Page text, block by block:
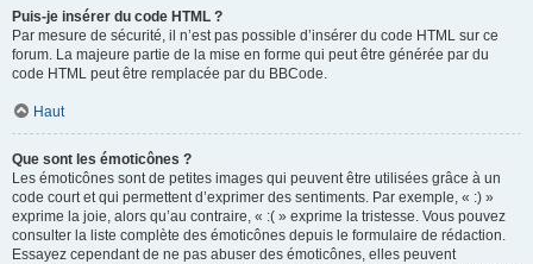
Puis-je insérer du code HTML ?
Par mesure de sécurité, il n’est pas possible d’insérer du code HTML sur ce
forum. La majeure partie de la mise en forme qui peut être générée par du
code HTML peut être remplacée par du BBCode.
Haut
Que sont les émoticônes ?
Les émoticônes sont de petites images qui peuvent être utilisées grâce à un
code court et qui permettent d’exprimer des sentiments. Par exemple, « :) »
exprime la joie, alors qu’au contraire, « :( » exprime la tristesse. Vous pouvez
consulter la liste complète des émoticônes depuis le formulaire de rédaction.
Essayez cependant de ne pas abuser des émoticônes, elles peuvent